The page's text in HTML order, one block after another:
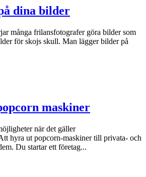
dina bilder
många frilansfotografer göra bilder som
för skojs skull. Man lägger bilder på
maskiner
när det gäller
hyra ut popcorn-maskiner till privata- och
Du startar ett företag...